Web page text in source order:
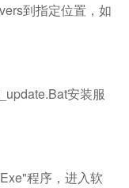
到指定位置，如
安装服
程序，进入软